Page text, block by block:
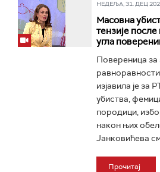
НЕДЕЉА, 31. ДЕЦ
Масовна
тензије
угла
Повереница за
изјавила је за
убиства,
породици,
након њих
Јанковићева
Прочитај